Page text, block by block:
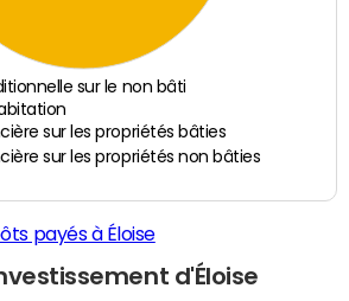
sur le non bâti
sur les propriétés bâties
sur les propriétés non bâties
payés à Éloise
d'Éloise